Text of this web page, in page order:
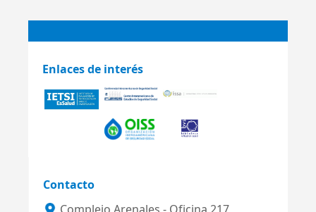
Enlaces de interés
Contacto